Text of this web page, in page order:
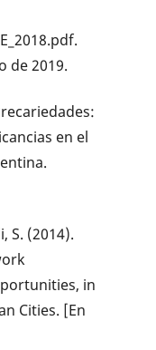
de 2019.
en el
S. (2014).
in
Cities. [En